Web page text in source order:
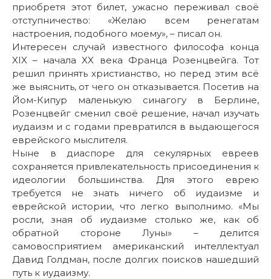
приобретя этот билет, ужасно переживал своё
отступничество: «Желаю всем ренегатам
настроения, подобного моему», – писал он.
Интересен случай известного философа конца
XIX – начала XX века Франца Розенцвейга. Тот
решил принять христианство, но перед этим всё
же выяснить, от чего он отказывается. Посетив на
Йом-Кипур маленькую синагогу в Берлине,
Розенцвейг сменил своё решение, начал изучать
иудаизм и с годами превратился в выдающегося
еврейского мыслителя.
Ныне в диаспоре для секулярных евреев
сохраняется привлекательность присоединения к
идеологии большинства. Для этого еврею
требуется не знать ничего об иудаизме и
еврейской истории, что легко выполнимо. «Мы
росли, зная об иудаизме столько же, как об
обратной стороне Луны» – делится
cамовосприятием американский интеллектуал
Давид Голдман, после долгих поисков нашедший
путь к иудаизму.